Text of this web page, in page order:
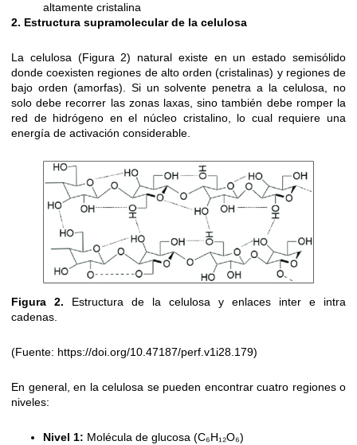
altamente cristalina
2. Estructura supramolecular de la celulosa
La celulosa (Figura 2) natural existe en un estado semisólido
donde coexisten regiones de alto orden (cristalinas) y regiones de
bajo orden (amorfas). Si un solvente penetra a la celulosa, no
solo debe recorrer las zonas laxas, sino también debe romper la
red de hidrógeno en el núcleo cristalino, lo cual requiere una
energía de activación considerable.
Figura 2. Estructura de la celulosa y enlaces inter e intra
cadenas.
(Fuente: https://doi.org/10.47187/perf.v1i28.179)
En general, en la celulosa se pueden encontrar cuatro regiones o
niveles:
Nivel 1: Molécula de glucosa (C₆H₁₂O₆)